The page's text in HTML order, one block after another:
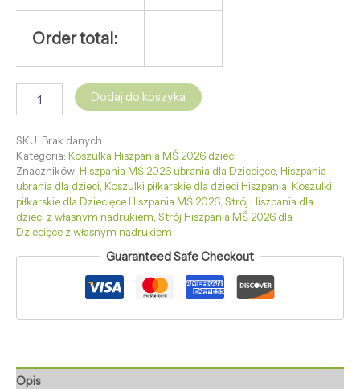
Order total:
Dodaj do koszyka
SKU: Brak danych
Kategoria: Koszulka Hiszpania MŚ 2026 dzieci
Znaczników: Hiszpania MŚ 2026 ubrania dla Dziecięce, Hiszpania
ubrania dla dzieci, Koszulki piłkarskie dla dzieci Hiszpania, Koszulki
piłkarskie dla Dziecięce Hiszpania MŚ 2026, Strój Hiszpania dla
dzieci z własnym nadrukiem, Strój Hiszpania MŚ 2026 dla
Dziecięce z własnym nadrukiem
Guaranteed Safe Checkout
Opis